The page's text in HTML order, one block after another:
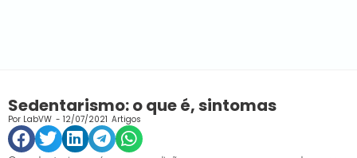
Sedentarismo: o que é, sintomas
Por LabVW - 12/07/2021 Artigos